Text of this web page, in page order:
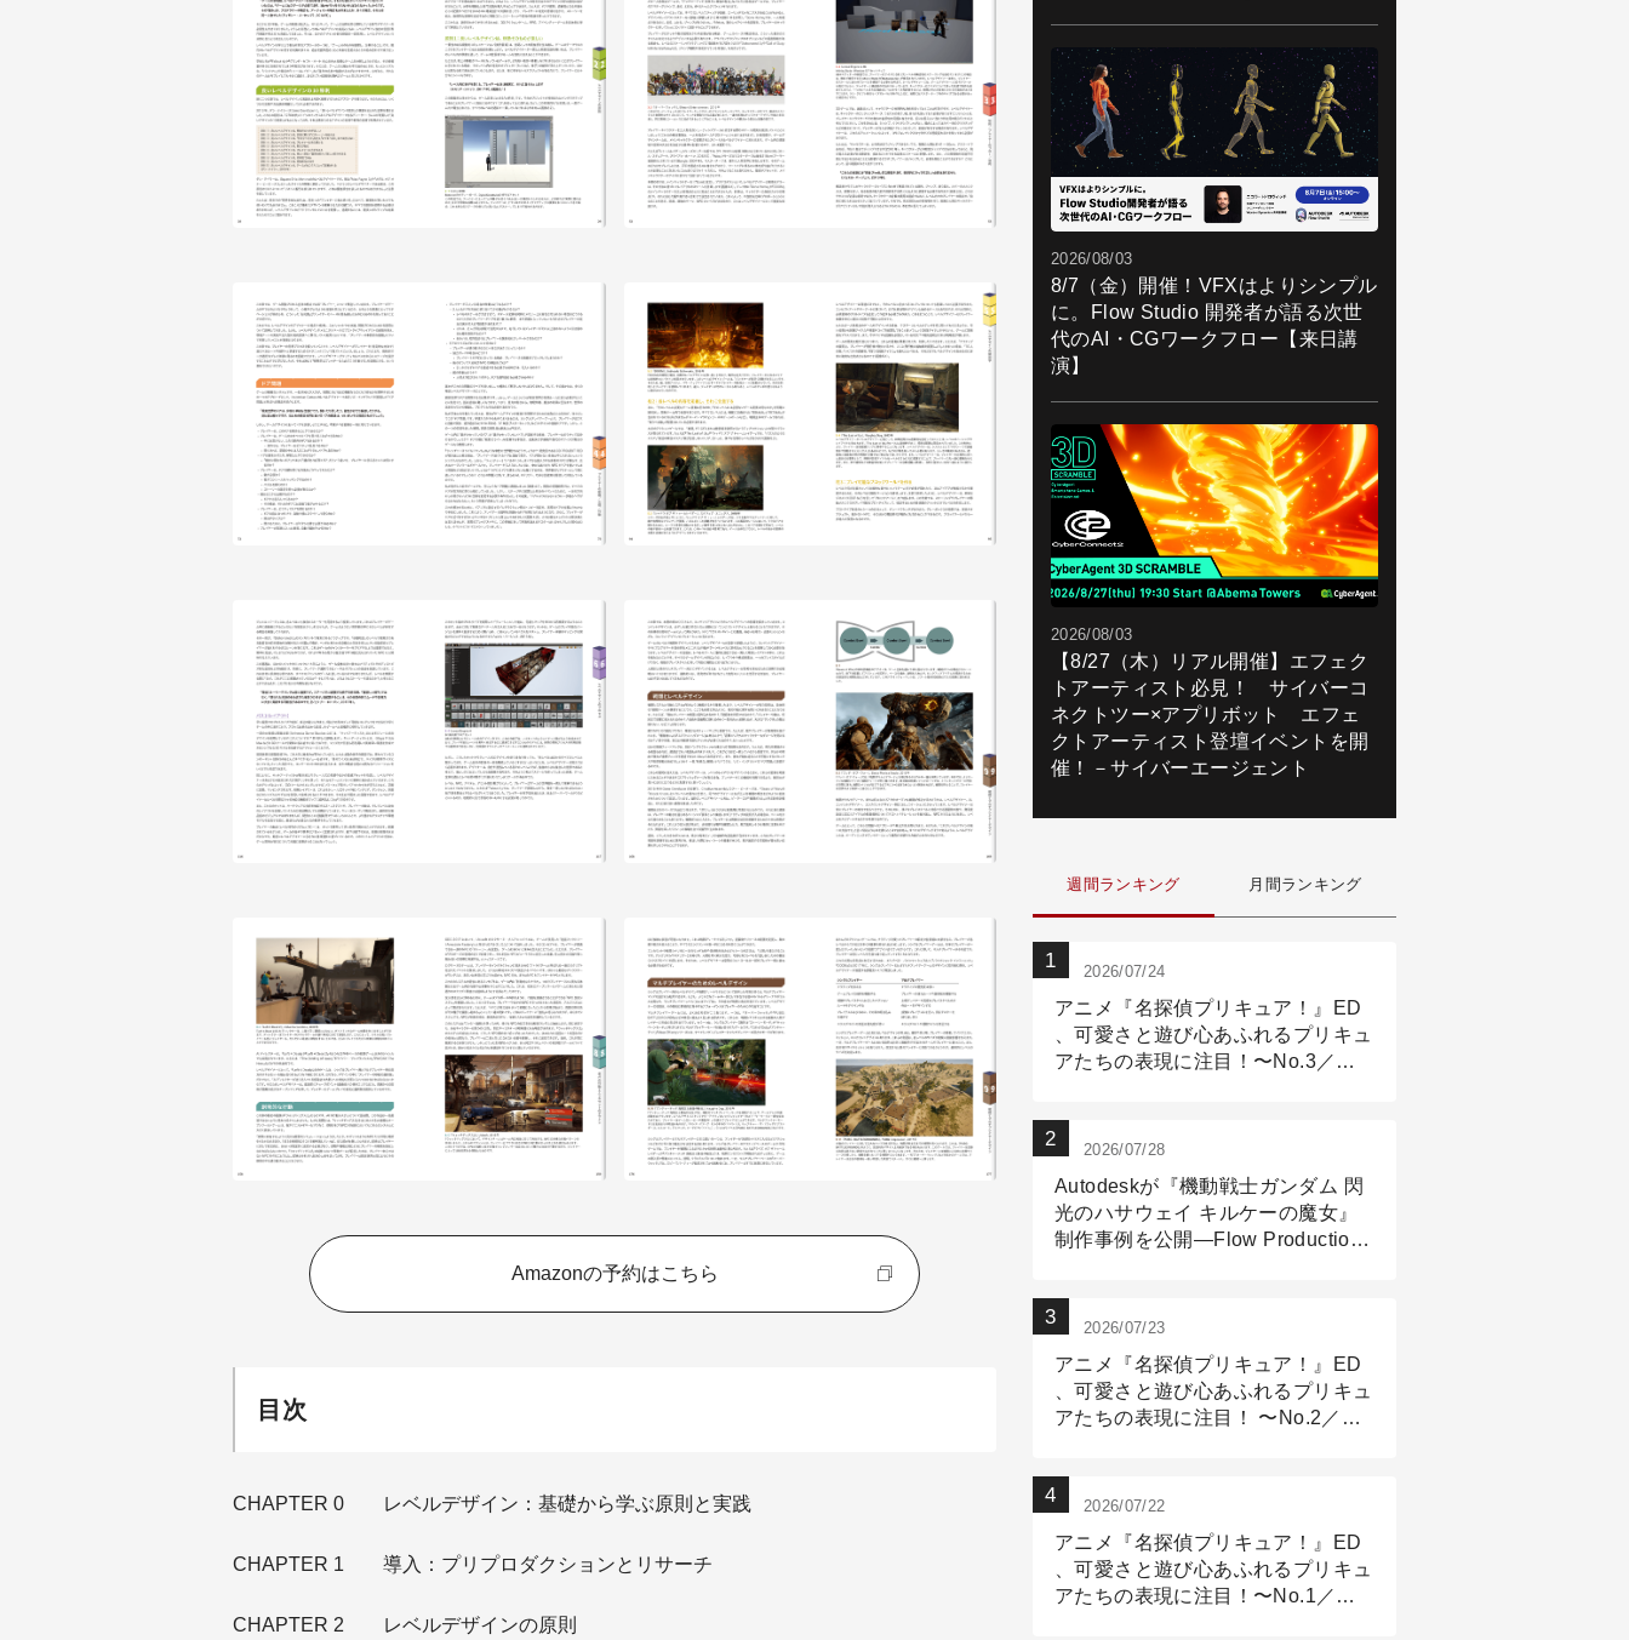
Amazonの予約はこちら
目次
CHAPTER 0 レベルデザイン：基礎から学ぶ原則と実践
CHAPTER 1 導入：プリプロダクションとリサーチ
CHAPTER 2 レベルデザインの原則
2026/08/03
8/7（金）開催！VFXはよりシンプル
に。Flow Studio 開発者が語る次世
代のAI・CGワークフロー【来日講
演】
2026/08/03
【8/27（木）リアル開催】エフェク
トアーティスト必見！ サイバーコ
ネクトツー×アプリボット エフェ
クトアーティスト登壇イベントを開
催！－サイバーエージェント
週間ランキング 月間ランキング
2026/07/24
アニメ『名探偵プリキュア！』ED
、可愛さと遊び心あふれるプリキュ
アたちの表現に注目！〜No.3／ア
2026/07/28
Autodeskが『機動戦士ガンダム 閃
光のハサウェイ キルケーの魔女』
制作事例を公開―Flow Production
2026/07/23
アニメ『名探偵プリキュア！』ED
、可愛さと遊び心あふれるプリキュ
アたちの表現に注目！ 〜No.2／モ
2026/07/22
アニメ『名探偵プリキュア！』ED
、可愛さと遊び心あふれるプリキュ
アたちの表現に注目！〜No.1／演